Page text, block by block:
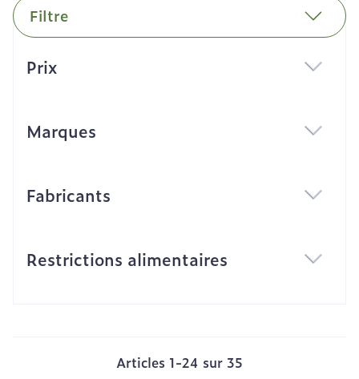
Filtre
Prix
Marques
Fabricants
Restrictions alimentaires
Articles 1-24 sur 35